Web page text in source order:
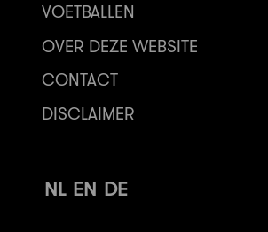
VOETBALLEN
OVER DEZE WEBSITE
CONTACT
DISCLAIMER
NL EN DE